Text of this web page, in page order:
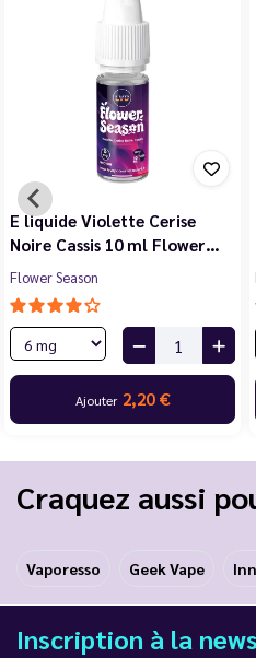
E liquide Violette Cerise
Noire Cassis 10 ml Flower…
Flower Season
Ajouter 2,20 €
Craquez aussi
Vaporesso Geek Vape
Inscription à la